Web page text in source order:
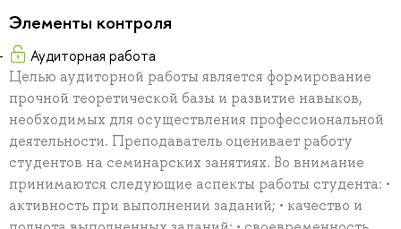
Элементы контроля
Аудиторная работа
Целью аудиторной работы является формирование
прочной теоретической базы и развитие навыков,
необходимых для осуществления профессиональной
деятельности. Преподаватель оценивает работу
студентов на семинарских занятиях. Во внимание
принимаются следующие аспекты работы студента: •
активность при выполнении заданий; • качество и